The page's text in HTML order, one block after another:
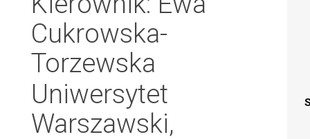
Cukrowska-
Torzewska
Uniwersytet
Warszawski,